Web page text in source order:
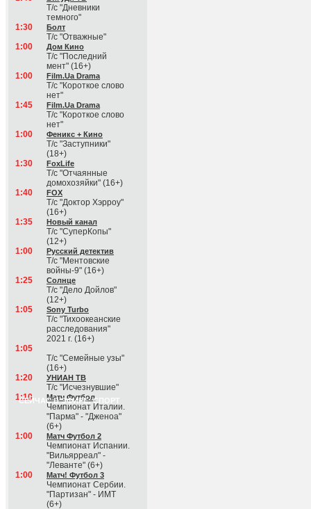
Т/с "Дневники
темного"
1:30
Болт
Т/с "Отважные"
1:00
Дом Кино
Т/с "Последний
мент" (16+)
1:00
Film.Ua Drama
Т/с "Короткое слово
нет"
1:45
Film.Ua Drama
Т/с "Короткое слово
нет"
1:00
Феникс + Кино
Т/с "Заступники"
(18+)
1:30
FoxLife
Т/с "Отчаянные
домохозяйки" (16+)
1:40
FOX
Т/с "Доктор Хэрроу"
(16+)
1:35
Новый канал
Т/с "СуперКопы"
(12+)
1:00
Русский детектив
Т/с "Ментовские
войны-9" (16+)
1:25
Солнце
Т/с "Дело Дойлов"
(12+)
1:05
Sony Turbo
Т/с "Тихоокеанские
расследования"
2021 г. (16+)
1:05
Т/с "Семейные узы"
(16+)
1:20
УНИАН ТВ
Т/с "Исчезнувшие"
СЕЙЧАС В ЭФИРЕ: СПОРТ
1:10 Матч Футбол
Чемпионат Италии.
"Парма" - "Дженоа"
(6+)
1:00
Матч Футбол 2
Чемпионат Испании.
"Вильярреал" -
"Леванте" (6+)
1:00
Матч! Футбол 3
Чемпионат Сербии.
"Партизан" - ИМТ
(6+)